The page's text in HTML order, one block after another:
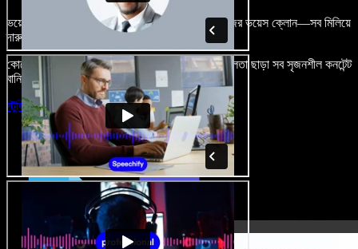
ভয়েসওভার, রয়্যালটি-ফ্রি ছবি, অডিও, ভিডিও যোগ, নিজের ভয়েস ক্লোন—সব মিলিয়ে
দারুণ মনে রাখার মতো অডিও-ভিডিও প্রজেক্ট বানান।
কোনো শেখার ঝামেলা নেই, শুধু ব্রাউজারে খুলুন—আর দুর্বলতা ছাড়া সব সৃজনশীল কনটেন্ট
বানিয়ে ফেলুন।
স্টুডিও চালু করুন